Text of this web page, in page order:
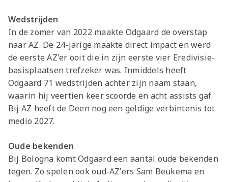
Wedstrijden
In de zomer van 2022 maakte Odgaard de overstap
naar AZ. De 24-jarige maakte direct impact en werd
de eerste AZ'er ooit die in zijn eerste vier Eredivisie-
basisplaatsen trefzeker was. Inmiddels heeft
Odgaard 71 wedstrijden achter zijn naam staan,
waarin hij veertien keer scoorde en acht assists gaf.
Bij AZ heeft de Deen nog een geldige verbintenis tot
medio 2027.
Oude bekenden
Bij Bologna komt Odgaard een aantal oude bekenden
tegen. Zo spelen ook oud-AZ'ers Sam Beukema en